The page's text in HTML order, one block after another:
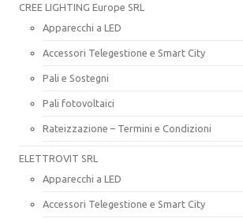
CREE LIGHTING Europe SRL
Apparecchi a LED
Accessori Telegestione e Smart City
Pali e Sostegni
Pali fotovoltaici
Rateizzazione – Termini e Condizioni
ELETTROVIT SRL
Apparecchi a LED
Accessori Telegestione e Smart City